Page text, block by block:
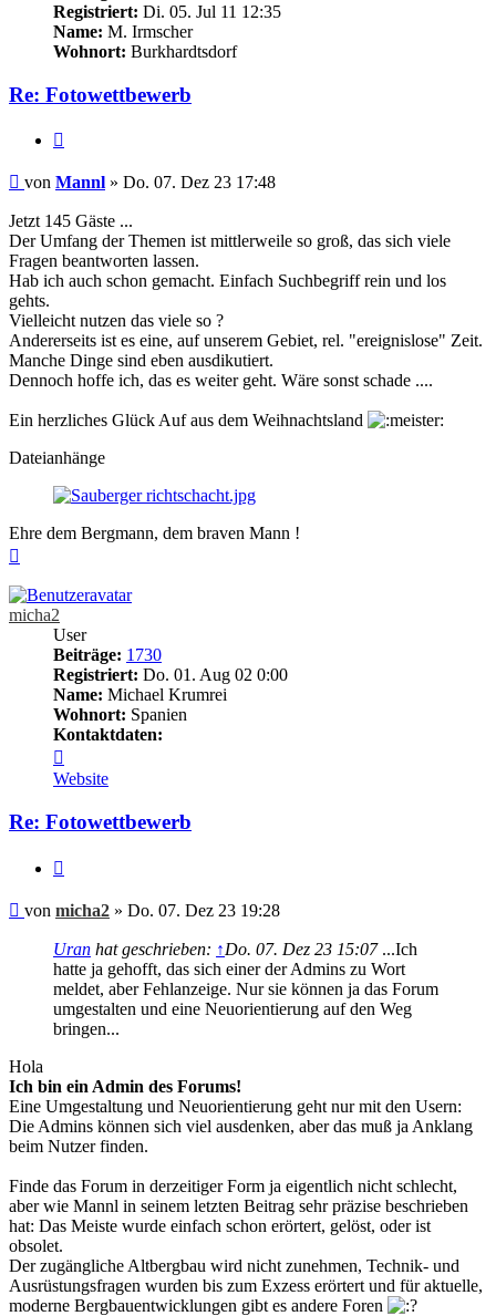
Registriert: Di. 05. Jul 11 12:35
Name: M. Irmscher
Wohnort: Burkhardtsdorf
Re: Fotowettbewerb
Beitrag
von Mannl » Do. 07. Dez 23 17:48
Jetzt 145 Gäste ...
Der Umfang der Themen ist mittlerweile so groß, das sich viele
Fragen beantworten lassen.
Hab ich auch schon gemacht. Einfach Suchbegriff rein und los
gehts.
Vielleicht nutzen das viele so ?
Andererseits ist es eine, auf unserem Gebiet, rel. "ereignislose" Zeit.
Manche Dinge sind eben ausdikutiert.
Dennoch hoffe ich, das es weiter geht. Wäre sonst schade ....
Ein herzliches Glück Auf aus dem Weihnachtsland
Dateianhänge
Ehre dem Bergmann, dem braven Mann !
micha2
User
Beiträge: 1730
Registriert: Do. 01. Aug 02 0:00
Name: Michael Krumrei
Wohnort: Spanien
Kontaktdaten:
von
micha2
Website
Re: Fotowettbewerb
Beitrag
von micha2 » Do. 07. Dez 23 19:28
Uran hat geschrieben: ↑Do. 07. Dez 23 15:07...Ich
hatte ja gehofft, das sich einer der Admins zu Wort
meldet, aber Fehlanzeige. Nur sie können ja das Forum
umgestalten und eine Neuorientierung auf den Weg
bringen...
Hola
Ich bin ein Admin des Forums!
Eine Umgestaltung und Neuorientierung geht nur mit den Usern:
Die Admins können sich viel ausdenken, aber das muß ja Anklang
beim Nutzer finden.
Finde das Forum in derzeitiger Form ja eigentlich nicht schlecht,
aber wie Mannl in seinem letzten Beitrag sehr präzise beschrieben
hat: Das Meiste wurde einfach schon erörtert, gelöst, oder ist
obsolet.
Der zugängliche Altbergbau wird nicht zunehmen, Technik- und
Ausrüstungsfragen wurden bis zum Exzess erörtert und für aktuelle,
moderne Bergbauentwicklungen gibt es andere Foren